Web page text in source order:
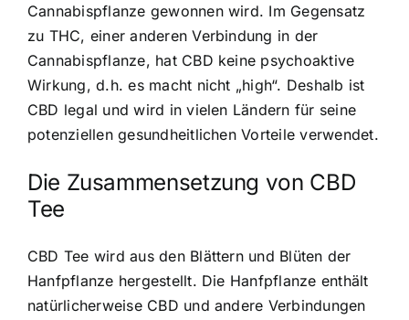
Cannabispflanze gewonnen wird. Im Gegensatz
zu THC, einer anderen Verbindung in der
Cannabispflanze, hat CBD keine psychoaktive
Wirkung, d.h. es macht nicht „high“. Deshalb ist
CBD legal und wird in vielen Ländern für seine
potenziellen gesundheitlichen Vorteile verwendet.
Die Zusammensetzung von CBD
Tee
CBD Tee wird aus den Blättern und Blüten der
Hanfpflanze hergestellt. Die Hanfpflanze enthält
natürlicherweise CBD und andere Verbindungen